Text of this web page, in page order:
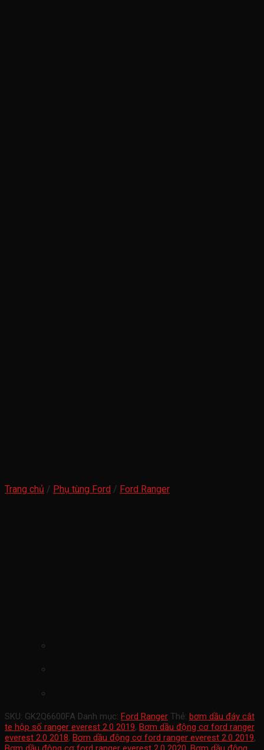
Trang chủ / Phụ tùng Ford / Ford Ranger
SKU: GK2Q6600FA Danh mục: Ford Ranger Thẻ: bơm dầu đáy cắt
te hộp số ranger everest 2.0 2019, Bơm dầu động cơ ford ranger
everest 2.0 2018, Bơm dầu động cơ ford ranger everest 2.0 2019,